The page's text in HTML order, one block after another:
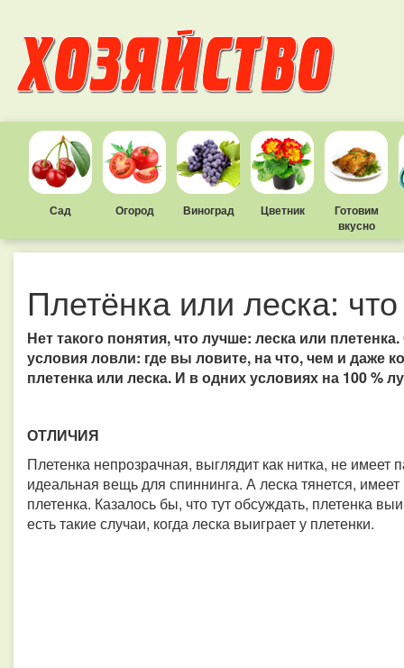
Сад Огород Виноград Цветник
Готовим
вкусно
Плетёнка или леска:
Нет такого понятия, что лучше: леска или
условия ловли: где вы ловите, на что, чем и даже
плетенка или леска. И в одних условиях на 100 %
ОТЛИЧИЯ
Плетенка непрозрачная, выглядит как нитка, не имеет
идеальная вещь для спиннинга. А леска тянется,
плетенка. Казалось бы, что тут обсуждать, плетенка
есть такие случаи, когда леска выиграет у плетенки.